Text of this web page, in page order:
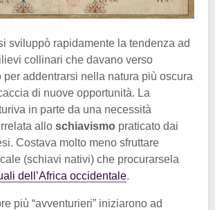
sviluppò rapidamente la tendenza ad
collinari che davano verso
per addentrarsi nella natura più oscura
di nuove opportunità. La
in parte da una necessità
allo schiavismo praticato dai
Costava molto meno sfruttare
(schiavi nativi) che procurarsela
dell’Africa occidentale.
più “avventurieri” iniziarono ad